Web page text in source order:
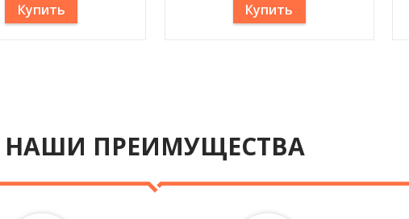
Купить
Купить
НАШИ ПРЕИМУЩЕСТВА